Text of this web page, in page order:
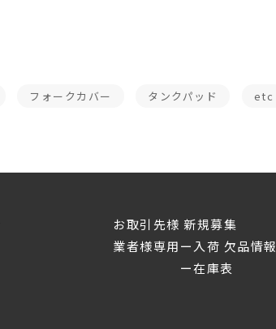
フォークカバー タンクパッド etc
お取引先様 新規募集
業者様専用ー入荷 欠品情報
ー在庫表